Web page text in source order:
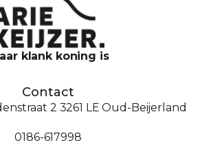
klank koning is
Contact
2 3261 LE Oud-Beijerland
0186-617998